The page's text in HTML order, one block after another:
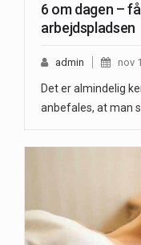
6 om dagen –
arbejdspladsen
admin nov
Det er almindelig
anbefales, at man